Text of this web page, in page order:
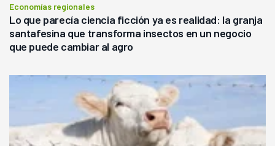
Economías regionales
Lo que parecía ciencia ficción ya es realidad: la granja
santafesina que transforma insectos en un negocio
que puede cambiar al agro